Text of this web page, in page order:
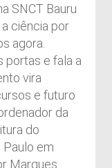
SNCT Bauru
ciência por
agora.
portas e fala a
vira
e futuro
da
do
Paulo em
Marques